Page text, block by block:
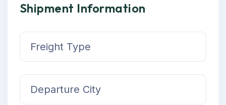
Shipment Information